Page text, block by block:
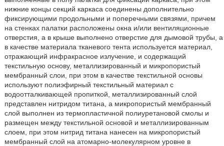
нижние концы секций каркаса соединены дополнительно
фиксирующими продольными и поперечными связями, причем
на стенках палатки расположены окна и/или вентиляционные
отверстия, а в крыше выполнено отверстие для дымовой трубы, а
в качестве материала тканевого тента используется материал,
отражающий инфракрасное излучение, и содержащий
текстильную основу, металлизированный и микропористый
мембранный слои, при этом в качестве текстильной основы
используют полиэфирный текстильный материал с
водоотталкивающей пропиткой, металлизированный слой
представлен нитридом титана, а микропористый мембранный
слой выполнен из термопластичной полиуретановой смолы и
размещен между текстильной основой и металлизированным
слоем, при этом нитрид титана нанесен на микропористый
мембранный слой на атомарно-молекулярном уровне в